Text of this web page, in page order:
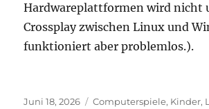
Hardwareplattformen wird nicht
Crossplay zwischen Linux und
funktioniert aber problemlos.).
Veröffentlicht
Juni 18, 2026 Kategorien
Computerspiele, Kinder,